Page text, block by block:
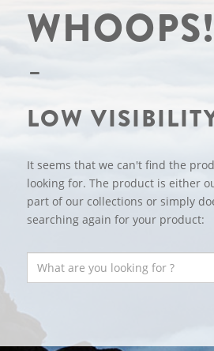
WHOOPS!
LOW
It seems that we can't find the
looking for. The product is either
part of our collections or simply
searching again for your product: